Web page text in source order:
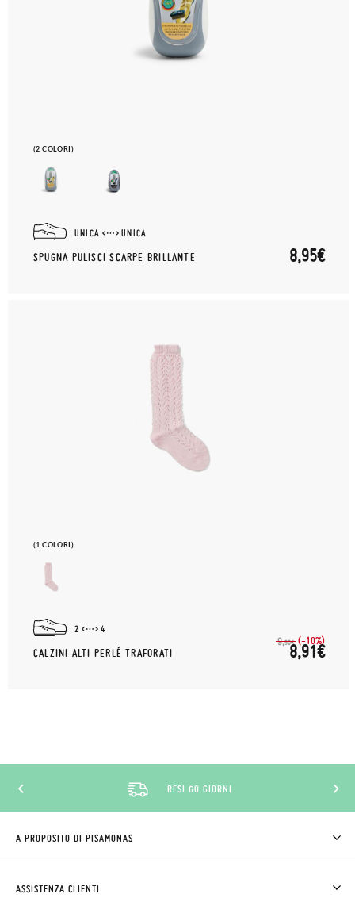
(2 COLORI)
UNICA UNICA
SPUGNA PULISCI SCARPE BRILLANTE 8,95€
(1 COLORI)
2 4
CALZINI ALTI PERLÉ TRAFORATI
9,90€ (-10%)
8,91€
RESI 60 GIORNI
A PROPOSITO DI PISAMONAS
ASSISTENZA CLIENTI